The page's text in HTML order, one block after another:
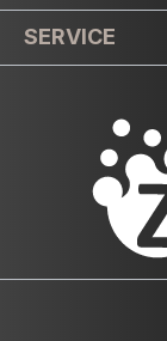
SERVICE